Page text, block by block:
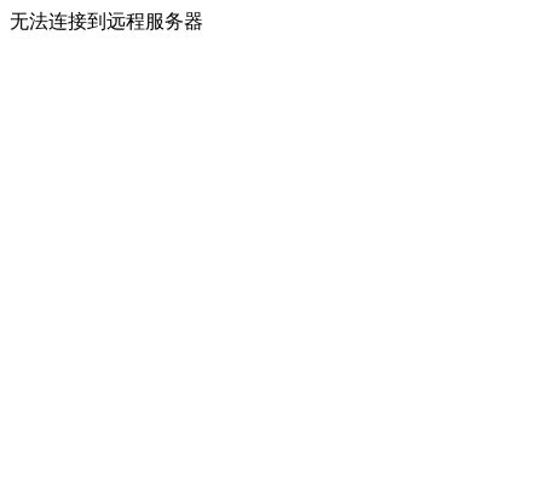
无法连接到远程服务器